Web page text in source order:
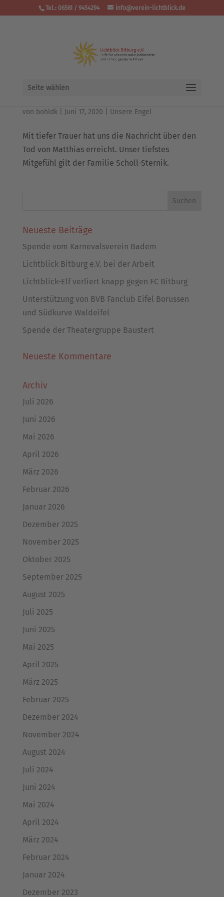
Tel.: 06561 / 9454294 info@verein-lichtblick.de
Seite wählen
von bohldk| Juni 17, 2020 Unsere Engel
Mit tiefer Trauer hat uns die Nachricht über den
Tod von Matthias erreicht. Unser tiefstes
Mitgefühl gilt der Familie Scholl-Sternik.
Neueste Beiträge
Spende vom Karnevalsverein Badem
Lichtblick Bitburg e.V. bei der Arbeit
Lichtblick-Elf verliert knapp gegen FC Bitburg
Unterstützung von BVB Fanclub Eifel Borussen
und Südkurve Waldeifel
Spende der Theatergruppe Baustert
Neueste Kommentare
Archiv
Juli 2026
Juni 2026
Mai 2026
April 2026
März 2026
Februar 2026
Januar 2026
Dezember 2025
November 2025
Oktober 2025
September 2025
August 2025
Juli 2025
Juni 2025
Mai 2025
April 2025
März 2025
Februar 2025
Dezember 2024
November 2024
August 2024
Juli 2024
Juni 2024
Mai 2024
April 2024
März 2024
Februar 2024
Januar 2024
Dezember 2023